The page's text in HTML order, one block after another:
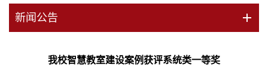
新闻公告
我校智慧教室建设案例获评系统类一等奖